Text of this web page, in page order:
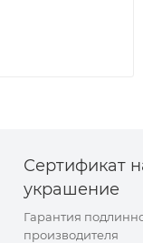
Сертификат
украшение
Гарантия
производителя